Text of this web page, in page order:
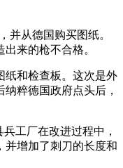
并从德国购买图纸。
来的枪不合格。
纸和检查板。这次是外
粹德国政府点头后，
工厂在改进过程中，
并增加了刺刀的长度和